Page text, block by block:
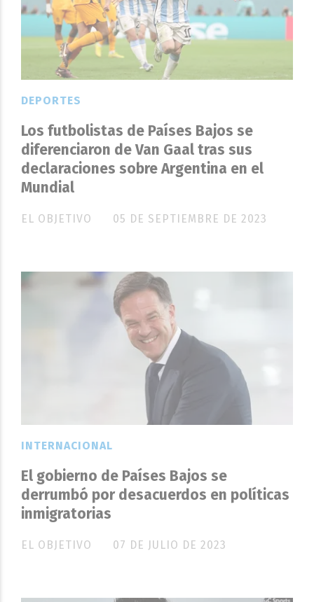
Los futbolistas de Países Bajos se
diferenciaron de Van Gaal tras sus
declaraciones sobre Argentina en el
Mundial
EL OBJETIVO
DEPORTES
05 DE SEPTIEMBRE DE 2023
El gobierno de Países Bajos se
derrumbó por desacuerdos en políticas
inmigratorias
EL OBJETIVO
INTERNACIONAL
07 DE JULIO DE 2023